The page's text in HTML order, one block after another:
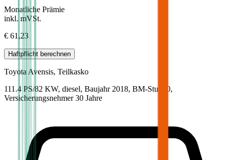
Monatliche Prämie
inkl. mVSt.
€ 61,23
Haftpflicht berechnen
ToyotaAvensis, Teilkasko
111.4 PS/82 KW, diesel, Baujahr 2018, BM-Stufe 0,
Versicherungsnehmer 30 Jahre